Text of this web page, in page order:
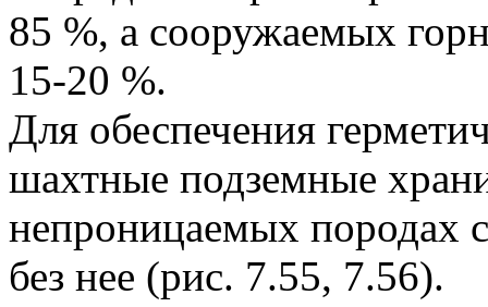
85 %, а сооружаемых
15-20 %.
Для обеспечения
шахтные подземные
непроницаемых породах
без нее (рис. 7.55, 7.56).